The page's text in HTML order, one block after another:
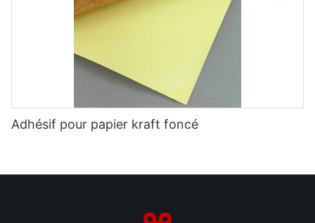
Adhésif pour papier kraft foncé